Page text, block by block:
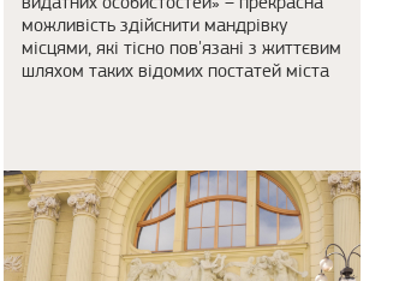
можливість здійснити мандрівку
місцями, які тісно пов'язані з життєвим
шляхом таких відомих постатей міста